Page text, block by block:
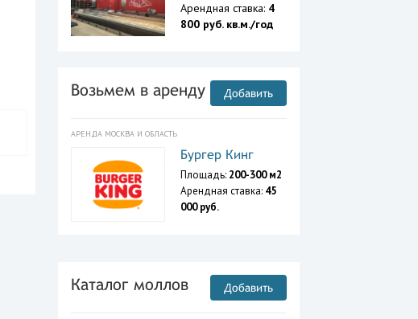
Арендная ставка: 4
800 руб. кв.м./год
Возьмем в аренду Добавить
АРЕНДА МОСКВА И ОБЛАСТЬ
Бургер Кинг
Площадь: 200-300 м2
Арендная ставка: 45
000 руб.
Каталог моллов Добавить